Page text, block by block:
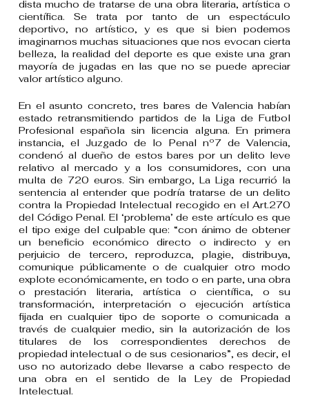
dista mucho de tratarse de una obra literaria, artística o
científica. Se trata por tanto de un espectáculo
deportivo, no artístico, y es que si bien podemos
imaginarnos muchas situaciones que nos evocan cierta
belleza, la realidad del deporte es que existe una gran
mayoría de jugadas en las que no se puede apreciar
valor artístico alguno.
En el asunto concreto, tres bares de Valencia habían
estado retransmitiendo partidos de la Liga de Futbol
Profesional española sin licencia alguna. En primera
instancia, el Juzgado de lo Penal nº7 de Valencia,
condenó al dueño de estos bares por un delito leve
relativo al mercado y a los consumidores, con una
multa de 720 euros. Sin embargo, La Liga recurrió la
sentencia al entender que podría tratarse de un delito
contra la Propiedad Intelectual recogido en el Art.270
del Código Penal. El ‘problema’ de este artículo es que
el tipo exige del culpable que: “con ánimo de obtener
un beneficio económico directo o indirecto y en
perjuicio de tercero, reproduzca, plagie, distribuya,
comunique públicamente o de cualquier otro modo
explote económicamente, en todo o en parte, una obra
o prestación literaria, artística o científica, o su
transformación, interpretación o ejecución artística
fijada en cualquier tipo de soporte o comunicada a
través de cualquier medio, sin la autorización de los
titulares de los correspondientes derechos de
propiedad intelectual o de sus cesionarios”, es decir, el
uso no autorizado debe llevarse a cabo respecto de
una obra en el sentido de la Ley de Propiedad
Intelectual.